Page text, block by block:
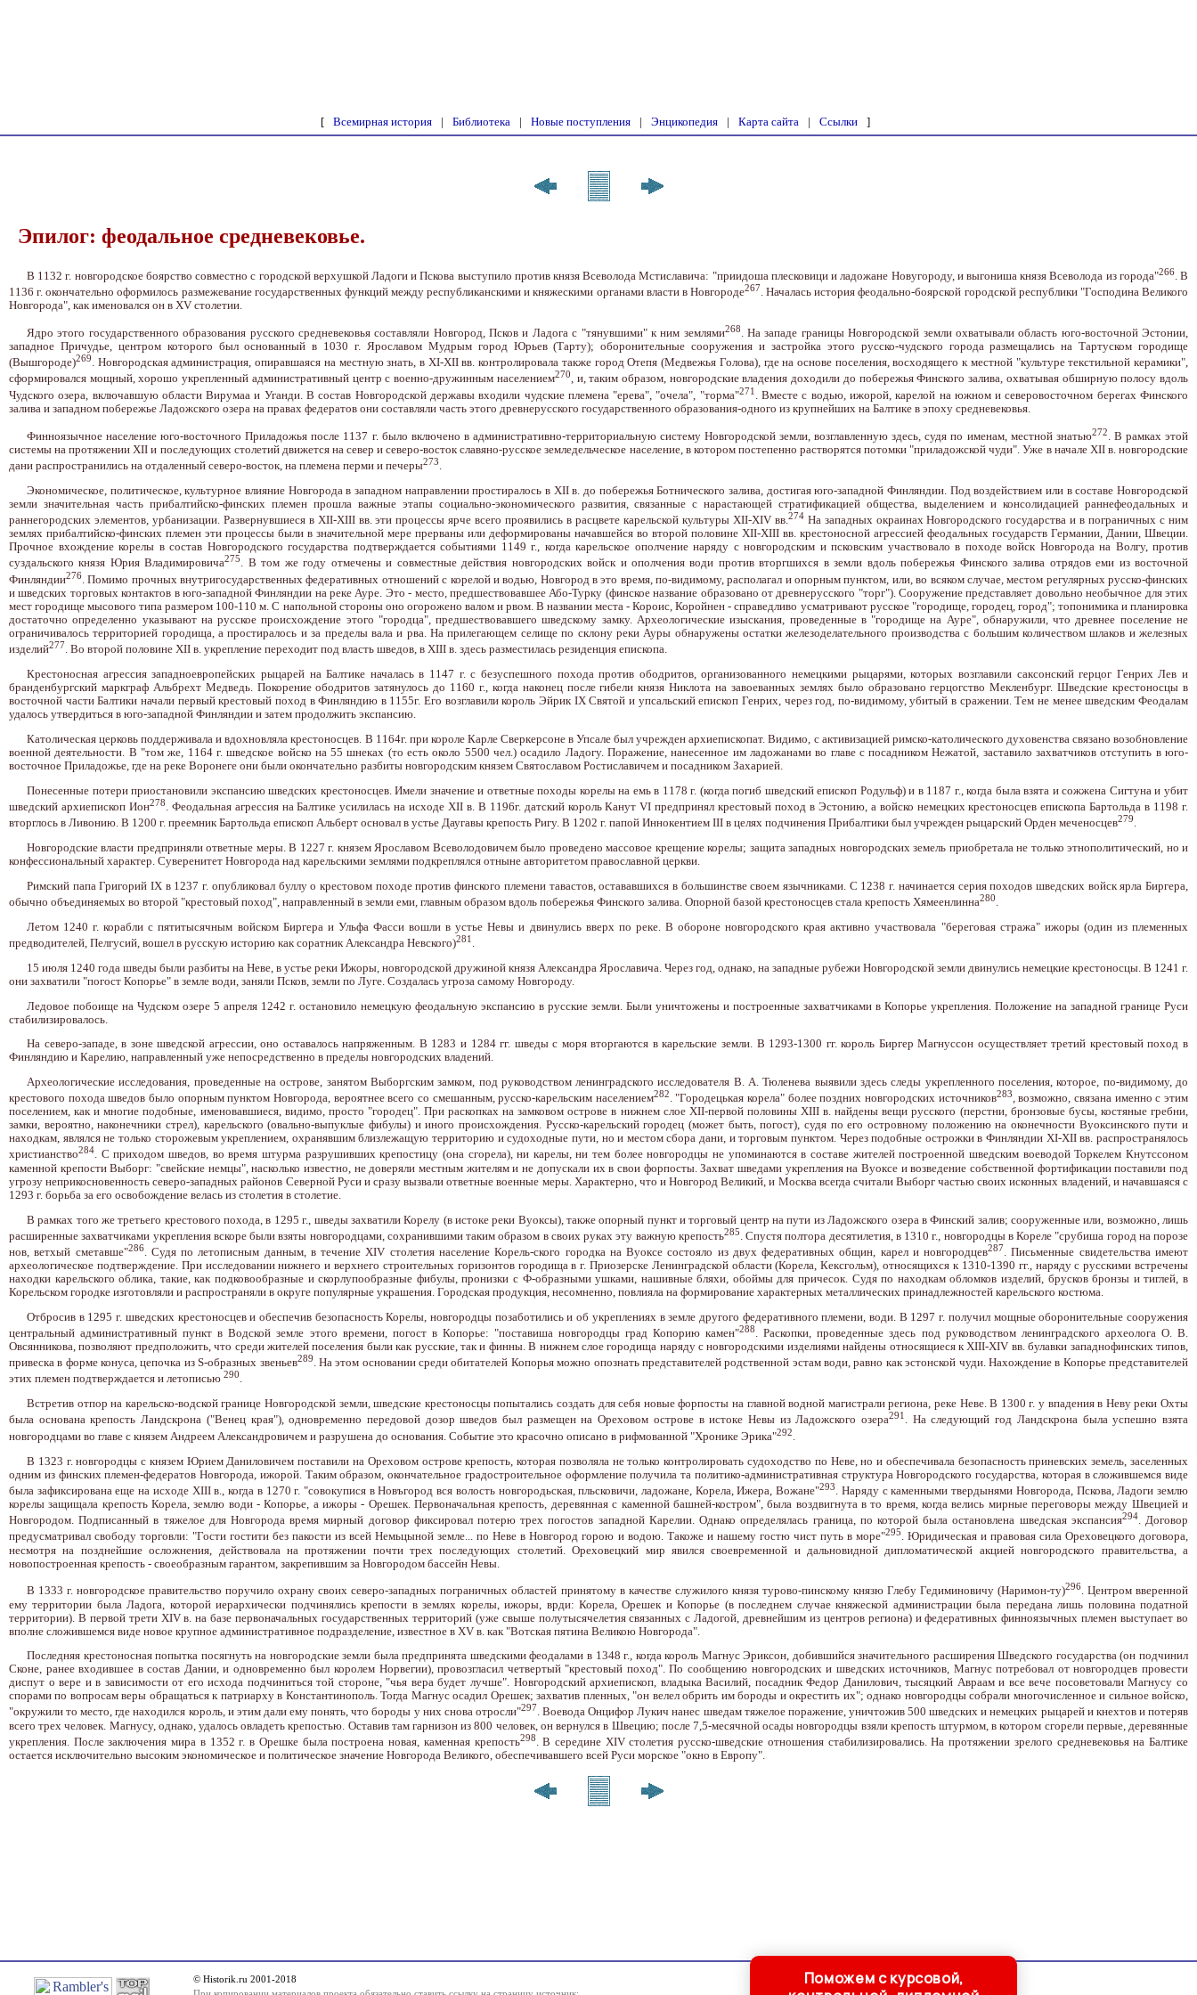
[ Всемирная история Библиотека Новые поступления Энцикопедия Карта сайта Ссылки ]
Эпилог: феодальное средневековье.
В 1132 г. новгородское боярство совместно с городской верхушкой Ладоги и Пскова выступило против князя Всеволода Мстиславича: "приидоша плесковици и ладожане Новугороду, и выгониша князя Всеволода из города"266. В
1136 г. окончательно оформилось размежевание государственных функций между республиканскими и княжескими органами власти в Новгороде267. Началась история феодально-боярской городской республики "Господина Великого
Новгорода", как именовался он в XV столетии.
Ядро этого государственного образования русского средневековья составляли Новгород, Псков и Ладога с "тянувшими" к ним землями268. На западе границы Новгородской земли охватывали область юго-восточной Эстонии,
западное Причудье, центром которого был основанный в 1030 г. Ярославом Мудрым город Юрьев (Тарту); оборонительные сооружения и застройка этого русско-чудского города размещались на Тартуском городище
(Вышгороде)269. Новгородская администрация, опиравшаяся на местную знать, в XI-XII вв. контролировала также город Отепя (Медвежья Голова), где на основе поселения, восходящего к местной "культуре текстильной керамики",
сформировался мощный, хорошо укрепленный административный центр с военно-дружинным населением270, и, таким образом, новгородские владения доходили до побережья Финского залива, охватывая обширную полосу вдоль
Чудского озера, включавшую области Вирумаа и Уганди. В состав Новгородской державы входили чудские племена "ерева", "очела", "торма"271 . Вместе с водью, ижорой, карелой на южном и северовосточном берегах Финского
залива и западном побережье Ладожского озера на правах федератов они составляли часть этого древнерусского государственного образования-одного из крупнейших на Балтике в эпоху средневековья.
Финноязычное население юго-восточного Приладожья после 1137 г. было включено в административно-территориальную систему Новгородской земли, возглавленную здесь, судя по именам, местной знатью272. В рамках этой
системы на протяжении XII и последующих столетий движется на север и северо-восток славяно-русское земледельческое население, в котором постепенно растворятся потомки "приладожской чуди". Уже в начале XII в. новгородские
дани распространились на отдаленный северо-восток, на племена перми и печеры273.
Экономическое, политическое, культурное влияние Новгорода в западном направлении простиралось в XII в. до побережья Ботнического залива, достигая юго-западной Финляндии. Под воздействием или в составе Новгородской
земли значительная часть прибалтийско-финских племен прошла важные этапы социально-экономического развития, связанные с нарастающей стратификацией общества, выделением и консолидацией раннефеодальных и
раннегородских элементов, урбанизации. Развернувшиеся в XII-XIII вв. эти процессы ярче всего проявились в расцвете карельской культуры XII-XIV вв.274На западных окраинах Новгородского государства и в пограничных с ним
землях прибалтийско-финских племен эти процессы были в значительной мере прерваны или деформированы начавшейся во второй половине XII-XIII вв. крестоносной агрессией феодальных государств Германии, Дании, Швеции.
Прочное вхождение корелы в состав Новгородского государства подтверждается событиями 1149 г., когда карельское ополчение наряду с новгородским и псковским участвовало в походе войск Новгорода на Волгу, против
суздальского князя Юрия Владимировича275. В том же году отмечены и совместные действия новгородских войск и ополчения води против вторгшихся в земли вдоль побережья Финского залива отрядов еми из восточной
Финляндии276. Помимо прочных внутригосударственных федеративных отношений с корелой и водью, Новгород в это время, по-видимому, располагал и опорным пунктом, или, во всяком случае, местом регулярных русско-финских
и шведских торговых контактов в юго-западной Финляндии на реке Ауре. Это - место, предшествовавшее Або-Турку (финское название образовано от древнерусского "торг"). Сооружение представляет довольно необычное для этих
мест городище мысового типа размером 100-110 м. С напольной стороны оно огорожено валом и рвом. В названии места - Короис, Коройнен - справедливо усматривают русское "городище, городец, город"; топонимика и планировка
достаточно определенно указывают на русское происхождение этого "городца", предшествовавшего шведскому замку. Археологические изыскания, проведенные в "городище на Ауре", обнаружили, что древнее поселение не
ограничивалось территорией городища, а простиралось и за пределы вала и рва. На прилегающем селище по склону реки Ауры обнаружены остатки железоделательного производства с большим количеством шлаков и железных
изделий277. Во второй половине XII в. укрепление переходит под власть шведов, в XIII в. здесь разместилась резиденция епископа.
Крестоносная агрессия западноевропейских рыцарей на Балтике началась в 1147 г. с безуспешного похода против ободритов, организованного немецкими рыцарями, которых возглавили саксонский герцог Генрих Лев и
бранденбургский маркграф Альбрехт Медведь. Покорение ободритов затянулось до 1160 г., когда наконец после гибели князя Никлота на завоеванных землях было образовано герцогство Мекленбург. Шведские крестоносцы в
восточной части Балтики начали первый крестовый поход в Финляндию в 1155г. Его возглавили король Эйрик IX Святой и упсальский епископ Генрих, через год, по-видимому, убитый в сражении. Тем не менее шведским Феодалам
удалось утвердиться в юго-западной Финляндии и затем продолжить экспансию.
Католическая церковь поддерживала и вдохновляла крестоносцев. В 1164г. при короле Карле Сверкерсоне в Упсале был учрежден архиепископат. Видимо, с активизацией римско-католического духовенства связано возобновление
военной деятельности. В "том же, 1164 г. шведское войско на 55 шнеках (то есть около 5500 чел.) осадило Ладогу. Поражение, нанесенное им ладожанами во главе с посадником Нежатой, заставило захватчиков отступить в юго-
восточное Приладожье, где на реке Воронеге они были окончательно разбиты новгородским князем Святославом Ростиславичем и посадником Захарией.
Понесенные потери приостановили экспансию шведских крестоносцев. Имели значение и ответные походы корелы на емь в 1178 г. (когда погиб шведский епископ Родульф) и в 1187 г., когда была взята и сожжена Сигтуна и убит
шведский архиепископ Ион278. Феодальная агрессия на Балтике усилилась на исходе XII в. В 1196г. датский король Канут VI предпринял крестовый поход в Эстонию, а войско немецких крестоносцев епископа Бартольда в 1198 г.
вторглось в Ливонию. В 1200 г. преемник Бартольда епископ Альберт основал в устье Даугавы крепость Ригу. В 1202 г. папой Иннокентием III в целях подчинения Прибалтики был учрежден рыцарский Орден меченосцев279.
Новгородские власти предприняли ответные меры. В 1227 г. князем Ярославом Всеволодовичем было проведено массовое крещение корелы; защита западных новгородских земель приобретала не только этнополитический, но и
конфессиональный характер. Суверенитет Новгорода над карельскими землями подкреплялся отныне авторитетом православной церкви.
Римский папа Григорий IX в 1237 г. опубликовал буллу о крестовом походе против финского племени тавастов, остававшихся в большинстве своем язычниками. С 1238 г. начинается серия походов шведских войск ярла Биргера,
обычно объединяемых во второй "крестовый поход", направленный в земли еми, главным образом вдоль побережья Финского залива. Опорной базой крестоносцев стала крепость Хямеенлинна280.
Летом 1240 г. корабли с пятитысячным войском Биргера и Ульфа Фасси вошли в устье Невы и двинулись вверх по реке. В обороне новгородского края активно участвовала "береговая стража" ижоры (один из племенных
предводителей, Пелгусий, вошел в русскую историю как соратник Александра Невского)281 .
15 июля 1240 года шведы были разбиты на Неве, в устье реки Ижоры, новгородской дружиной князя Александра Ярославича. Через год, однако, на западные рубежи Новгородской земли двинулись немецкие крестоносцы. В 1241 г.
они захватили "погост Копорье" в земле води, заняли Псков, земли по Луге. Создалась угроза самому Новгороду.
Ледовое побоище на Чудском озере 5 апреля 1242 г. остановило немецкую феодальную экспансию в русские земли. Были уничтожены и построенные захватчиками в Копорье укрепления. Положение на западной границе Руси
стабилизировалось.
На северо-западе, в зоне шведской агрессии, оно оставалось напряженным. В 1283 и 1284 гг. шведы с моря вторгаются в карельские земли. В 1293-1300 гг. король Биргер Магнуссон осуществляет третий крестовый поход в
Финляндию и Карелию, направленный уже непосредственно в пределы новгородских владений.
Археологические исследования, проведенные на острове, занятом Выборгским замком, под руководством ленинградского исследователя В. А. Тюленева выявили здесь следы укрепленного поселения, которое, по-видимому, до
крестового похода шведов было опорным пунктом Новгорода, вероятнее всего со смешанным, русско-карельским населением282. "Городецькая корела" более поздних новгородских источников283, возможно, связана именно с этим
поселением, как и многие подобные, именовавшиеся, видимо, просто "городец". При раскопках на замковом острове в нижнем слое XII-первой половины XIII в. найдены вещи русского (перстни, бронзовые бусы, костяные гребни,
замки, вероятно, наконечники стрел), карельского (овально-выпуклые фибулы) и иного происхождения. Русско-карельский городец (может быть, погост), судя по его островному положению на оконечности Вуоксинского пути и
находкам, являлся не только сторожевым укреплением, охранявшим близлежащую территорию и судоходные пути, но и местом сбора дани, и торговым пунктом. Через подобные острожки в Финляндии XI-XII вв. распространялось
христианство284. С приходом шведов, во время штурма разрушивших крепостицу (она сгорела), ни карелы, ни тем более новгородцы не упоминаются в составе жителей построенной шведским воеводой Торкелем Кнутссоном
каменной крепости Выборг: "свейские немцы", насколько известно, не доверяли местным жителям и не допускали их в свои форпосты. Захват шведами укрепления на Вуоксе и возведение собственной фортификации поставили под
угрозу неприкосновенность северо-западных районов Северной Руси и сразу вызвали ответные военные меры. Характерно, что и Новгород Великий, и Москва всегда считали Выборг частью своих исконных владений, и начавшаяся с
1293 г. борьба за его освобождение велась из столетия в столетие.
В рамках того же третьего крестового похода, в 1295 г., шведы захватили Корелу (в истоке реки Вуоксы), также опорный пункт и торговый центр на пути из Ладожского озера в Финский залив; сооруженные или, возможно, лишь
расширенные захватчиками укрепления вскоре были взяты новгородцами, сохранившими таким образом в своих руках эту важную крепость285
. Спустя полтора десятилетия, в 1310 г., новгородцы в Кореле "срубиша город на порозе
нов, ветхый сметавше"286. Судя по летописным данным, в течение XIV столетия население Корель-ского городка на Вуоксе состояло из двух федеративных общин, карел и новгородцев287. Письменные свидетельства имеют
археологическое подтверждение. При исследовании нижнего и верхнего строительных горизонтов городища в г. Приозерске Ленинградской области (Корела, Кексгольм), относящихся к 1310-1390 гг., наряду с русскими встречены
находки карельского облика, такие, как подковообразные и скорлупообразные фибулы, пронизки с Ф-образными ушками, нашивные бляхи, обоймы для причесок. Судя по находкам обломков изделий, брусков бронзы и тиглей, в
Корельском городке изготовляли и распространяли в округе популярные украшения. Городская продукция, несомненно, повлияла на формирование характерных металлических принадлежностей карельского костюма.
Отбросив в 1295 г. шведских крестоносцев и обеспечив безопасность Корелы, новгородцы позаботились и об укреплениях в земле другого федеративного племени, води. В 1297 г. получил мощные оборонительные сооружения
центральный административный пункт в Водской земле этого времени, погост в Копорье: "поставиша новгородцы град Копорию камен"288. Раскопки, проведенные здесь под руководством ленинградского археолога О. В.
Овсянникова, позволяют предположить, что среди жителей поселения были как русские, так и финны. В нижнем слое городища наряду с новгородскими изделиями найдены относящиеся к XIII-XIV вв. булавки западнофинских типов,
привеска в форме конуса, цепочка из S-образных звеньев289. На этом основании среди обитателей Копорья можно опознать представителей родственной эстам води, равно как эстонской чуди. Нахождение в Копорье представителей
этих племен подтверждается и летописью 290.
Встретив отпор на карельско-водской границе Новгородской земли, шведские крестоносцы попытались создать для себя новые форпосты на главной водной магистрали региона, реке Неве. В 1300 г. у впадения в Неву реки Охты
была основана крепость Ландскрона ("Венец края"), одновременно передовой дозор шведов был размещен на Ореховом острове в истоке Невы из Ладожского озера291. На следующий год Ландскрона была успешно взята
новгородцами во главе с князем Андреем Александровичем и разрушена до основания. Событие это красочно описано в рифмованной "Хронике Эрика"292.
В 1323 г. новгородцы с князем Юрием Даниловичем поставили на Ореховом острове крепость, которая позволяла не только контролировать судоходство по Неве, но и обеспечивала безопасность приневских земель, заселенных
одним из финских племен-федератов Новгорода, ижорой. Таким образом, окончательное градостроительное оформление получила та политико-административная структура Новгородского государства, которая в сложившемся виде
была зафиксирована еще на исходе XIII в., когда в 1270 г. "совокупися в Новъгород вся волость новгородьская, пльсковичи, ладожане, Корела, Ижера, Вожане"293. Наряду с каменными твердынями Новгорода, Пскова, Ладоги землю
корелы защищала крепость Корела, землю води - Копорье, а ижоры - Орешек. Первоначальная крепость, деревянная с каменной башней-костром", была воздвигнута в то время, когда велись мирные переговоры между Швецией и
Новгородом. Подписанный в тяжелое для Новгорода время мирный договор фиксировал потерю трех погостов западной Карелии. Однако определялась граница, по которой была остановлена шведская экспансия294. Договор
предусматривал свободу торговли: "Гости гостити без пакости из всей Немьцыной земле... по Неве в Новгород горою и водою. Такоже и нашему гостю чист путь в море"295. Юридическая и правовая сила Ореховецкого договора,
несмотря на позднейшие осложнения, действовала на протяжении почти трех последующих столетий. Ореховецкий мир явился своевременной и дальновидной дипломатической акцией новгородского правительства, а
новопостроенная крепость - своеобразным гарантом, закрепившим за Новгородом бассейн Невы.
В 1333 г. новгородское правительство поручило охрану своих северо-западных пограничных областей принятому в качестве служилого князя турово-пинскому князю Глебу Гедиминовичу (Наримон-ту)296. Центром вверенной
ему территории была Ладога, которой иерархически подчинялись крепости в землях корелы, ижоры, врди: Корела, Орешек и Копорье (в последнем случае княжеской администрации была передана лишь половина податной
территории). В первой трети XIV в. на базе первоначальных государственных территорий (уже свыше полутысячелетия связанных с Ладогой, древнейшим из центров региона) и федеративных финноязычных племен выступает во
вполне сложившемся виде новое крупное административное подразделение, известное в XV в. как "Вотская пятина Великою Новгорода".
Последняя крестоносная попытка посягнуть на новгородские земли была предпринята шведскими феодалами в 1348 г., когда король Магнус Эриксон, добившийся значительного расширения Шведского государства (он подчинил
Сконе, ранее входившее в состав Дании, и одновременно был королем Норвегии), провозгласил четвертый "крестовый поход". По сообщению новгородских и шведских источников, Магнус потребовал от новгородцев провести
диспут о вере и в зависимости от его исхода подчиниться той стороне, "чья вера будет лучше". Новгородский архиепископ, владыка Василий, посадник Федор Данилович, тысяцкий Авраам и все вече посоветовали Магнусу со
спорами по вопросам веры обращаться к патриарху в Константинополь. Тогда Магнус осадил Орешек; захватив пленных, "он велел обрить им бороды и окрестить их"; однако новгородцы собрали многочисленное и сильное войско,
"окружили то место, где находился король, и этим дали ему понять, что бороды у них снова отросли"297. Воевода Онцифор Лукич нанес шведам тяжелое поражение, уничтожив 500 шведских и немецких рыцарей и кнехтов и потеряв
всего трех человек. Магнусу, однако, удалось овладеть крепостью. Оставив там гарнизон из 800 человек, он вернулся в Швецию; после 7,5-месячной осады новгородцы взяли крепость штурмом, в котором сгорели первые, деревянные
укрепления. После заключения мира в 1352 г. в Орешке была построена новая, каменная крепость298. В середине XIV столетия русско-шведские отношения стабилизировались. На протяжении зрелого средневековья на Балтике
остается исключительно высоким экономическое и политическое значение Новгорода Великого, обеспечивавшего всей Руси морское "окно в Европу".
© Historik.ru 2001-2018
Поможем с курсовой,